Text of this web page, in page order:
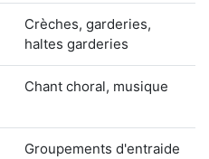
Crèches, garderies,
haltes garderies
Chant choral, musique
Groupements d'entraide